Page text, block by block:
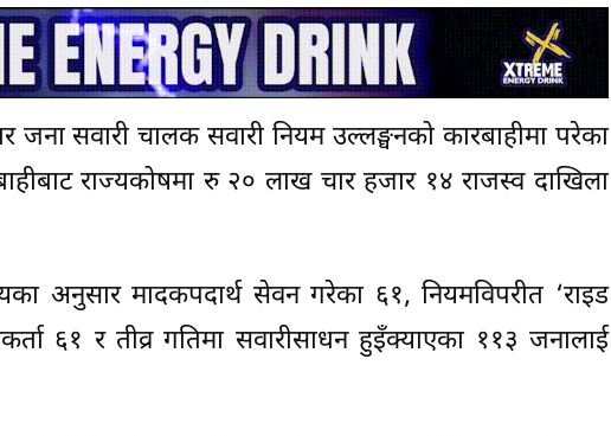
जना सवारी चालक सवारी नियम उल्लङ्घनको कारबाहीमा परेका
राज्यकोषमा रु २० लाख चार हजार १४ राजस्व दाखिला
अनुसार मादकपदार्थ सेवन गरेका ६१, नियमविपरीत ‘राइड
६१ र तीव्र गतिमा सवारीसाधन हुइँक्याएका ११३ जनालाई